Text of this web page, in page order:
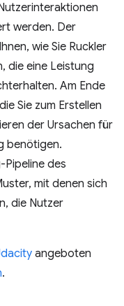
werden. Der
wie Sie Ruckler
die eine Leistung
Am Ende
Sie zum Erstellen
der Ursachen für
benötigen.
Pipeline des
mit denen sich
die Nutzer
angeboten
.